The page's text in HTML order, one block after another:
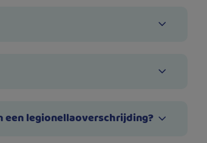
een legionellaoverschrijding?